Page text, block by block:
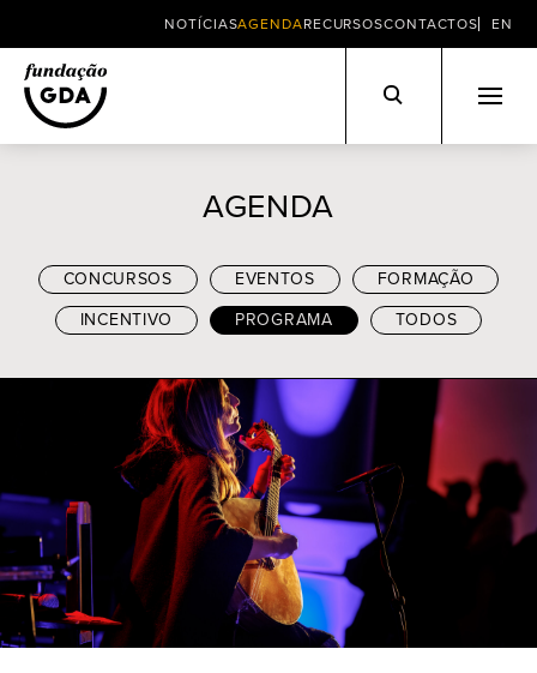
NOTÍCIASAGENDARECURSOSCONTACTOS EN
AGENDA
CONCURSOS EVENTOS
FORMAÇÃO
INCENTIVO
PROGRAMA TODOS